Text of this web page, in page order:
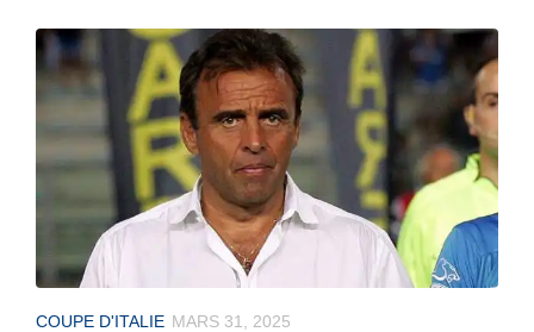
COUPE D'ITALIE MARS 31, 2025